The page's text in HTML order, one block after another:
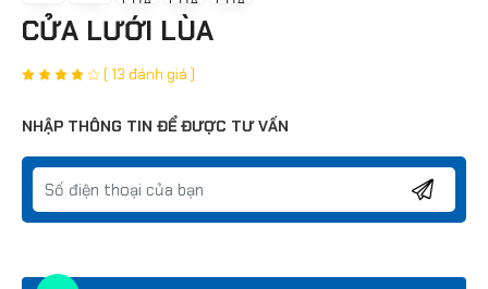
CỬA LƯỚI LÙA
( 13 đánh giá )
NHẬP THÔNG TIN ĐỂ ĐƯỢC TƯ VẤN